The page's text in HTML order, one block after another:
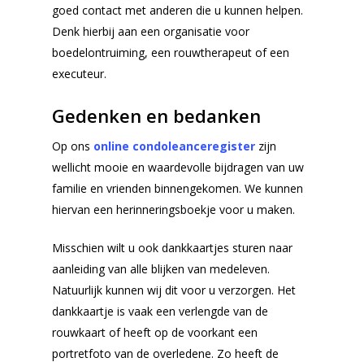
goed contact met anderen die u kunnen helpen.
Denk hierbij aan een organisatie voor
boedelontruiming, een rouwtherapeut of een
executeur.
Gedenken en bedanken
Op ons online condoleanceregister zijn
wellicht mooie en waardevolle bijdragen van uw
familie en vrienden binnengekomen. We kunnen
hiervan een herinneringsboekje voor u maken.
Misschien wilt u ook dankkaartjes sturen naar
aanleiding van alle blijken van medeleven.
Natuurlijk kunnen wij dit voor u verzorgen. Het
dankkaartje is vaak een verlengde van de
rouwkaart of heeft op de voorkant een
portretfoto van de overledene. Zo heeft de